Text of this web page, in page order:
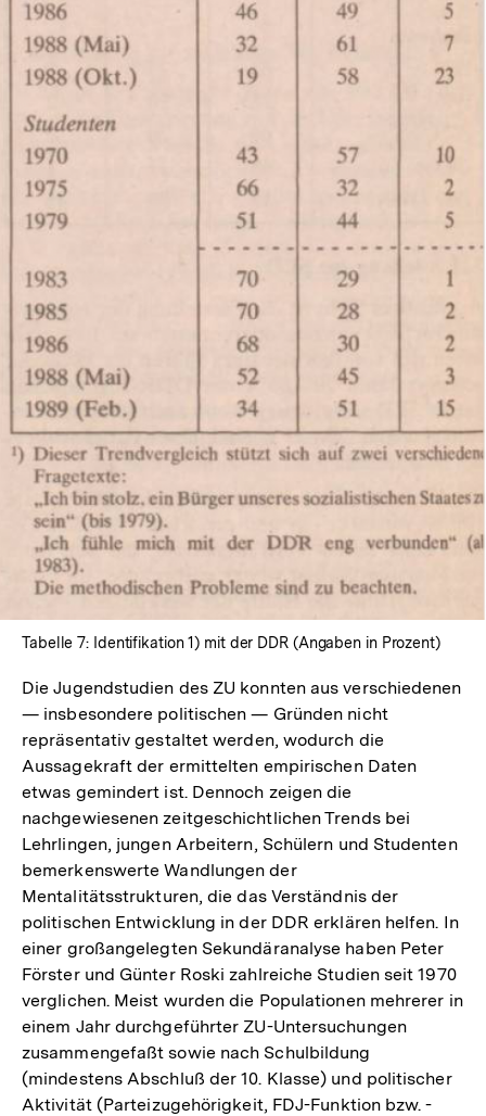
Tabelle 7: Identifikation 1) mit der DDR (Angaben in Prozent)
Die Jugendstudien des ZU konnten aus verschiedenen
— insbesondere politischen — Gründen nicht
repräsentativ gestaltet werden, wodurch die
Aussagekraft der ermittelten empirischen Daten
etwas gemindert ist. Dennoch zeigen die
nachgewiesenen zeitgeschichtlichen Trends bei
Lehrlingen, jungen Arbeitern, Schülern und Studenten
bemerkenswerte Wandlungen der
Mentalitätsstrukturen, die das Verständnis der
politischen Entwicklung in der DDR erklären helfen. In
einer großangelegten Sekundäranalyse haben Peter
Förster und Günter Roski zahlreiche Studien seit 1970
verglichen. Meist wurden die Populationen mehrerer in
einem Jahr durchgeführter ZU-Untersuchungen
zusammengefaßt sowie nach Schulbildung
(mindestens Abschluß der 10. Klasse) und politischer
Aktivität (Parteizugehörigkeit, FDJ-Funktion bzw. -